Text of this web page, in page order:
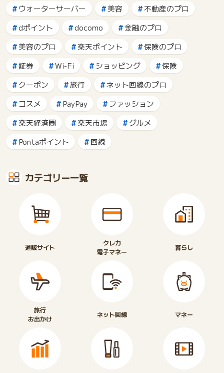
ウォーターサーバー
美容
不動産のプロ
dポイント
docomo
金融のプロ
美容のプロ
楽天ポイント
保険のプロ
証券
Wi-Fi ショッピング
保険
クーポン
旅行
ネット回線のプロ
コスメ
PayPay
ファッション
楽天経済圏
楽天市場
グルメ
Pontaポイント
回線
カテゴリー一覧
通販サイト
クレカ
電子マネー
暮らし
旅行
お出かけ
ネット回線 マネー